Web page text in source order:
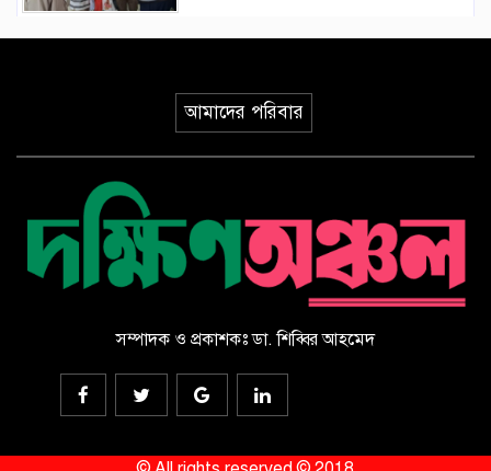
কন্ঠস্বর সাংস্কৃতিক একাডেমির
কার্যনির্বাহী কমিটি গঠন
বাগেরহাট খানজাহান আলী ডিগ্রি
কলেজে পালিত হয়নি জুলাই
গনঅভ্যুথ্যান দিবস
মির্জাগঞ্জে জুলাই ২৪/ গণঅভ্যুত্থান
উপলক্ষে পশ্চিম কাকড়াবুনিয়া সরকারি
প্রাথমিক বিদ্যালয়ে চিত্রাঙ্কন প্রতিযোগিতা
ও দোয়া অনুষ্ঠান
গুদামে আগুন, নিহত ৫
আমাদের পরিবার
সম্পাদক ও প্রকাশকঃ ডা. শিব্বির আহমেদ